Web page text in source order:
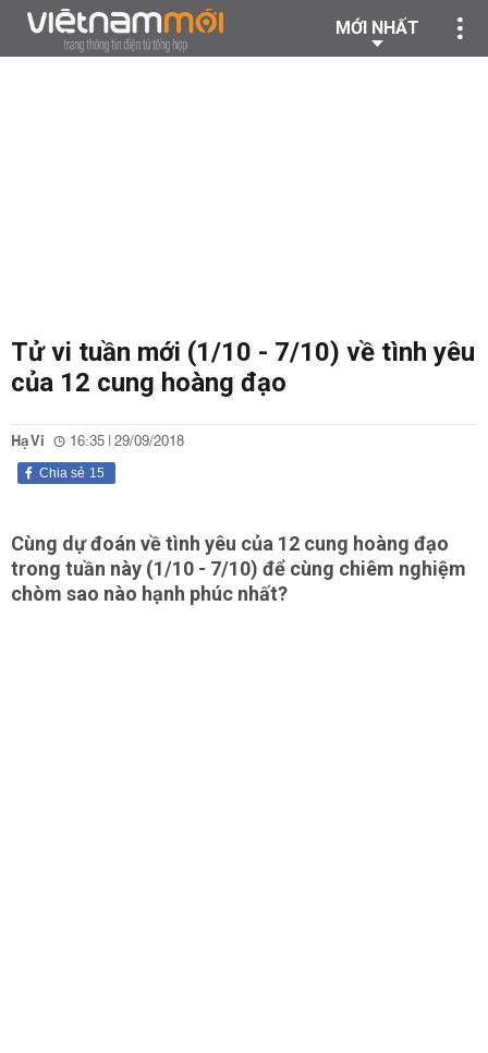
MỚI NHẤT
Tử vi tuần mới (1/10 - 7/10) về tình yêu
của 12 cung hoàng đạo
Hạ Vi 16:35 | 29/09/2018
15
Chia sẻ
Cùng dự đoán về tình yêu của 12 cung hoàng đạo
trong tuần này (1/10 - 7/10) để cùng chiêm nghiệm
chòm sao nào hạnh phúc nhất?